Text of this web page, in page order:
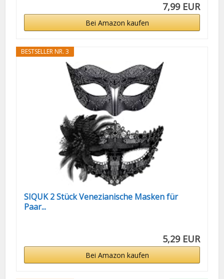
7,99 EUR
Bei Amazon kaufen
BESTSELLER NR. 3
SIQUK 2 Stück Venezianische Masken für
Paar...
5,29 EUR
Bei Amazon kaufen